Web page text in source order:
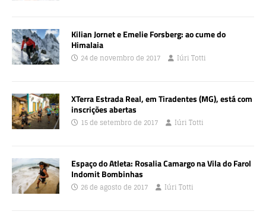
Kilian Jornet e Emelie Forsberg: ao cume do
Himalaia
24 de novembro de 2017 Iúri Totti
XTerra Estrada Real, em Tiradentes (MG), está com
inscrições abertas
15 de setembro de 2017 Iúri Totti
Espaço do Atleta: Rosalia Camargo na Vila do Farol
Indomit Bombinhas
26 de agosto de 2017 Iúri Totti